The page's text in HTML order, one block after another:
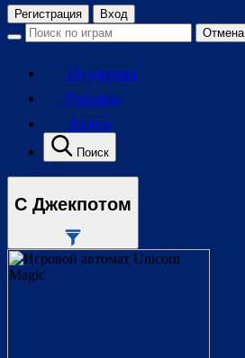
Регистрация
Вход
Отмена
Поддержка
Турниры
Акции
Поиск
С Джекпотом